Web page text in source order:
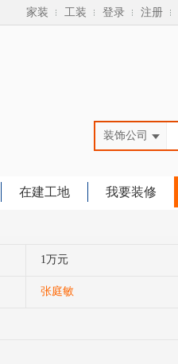
家装 工装 登录 注册
装饰公司
装修案例
在建工地 我要装修
1万元
张庭敏